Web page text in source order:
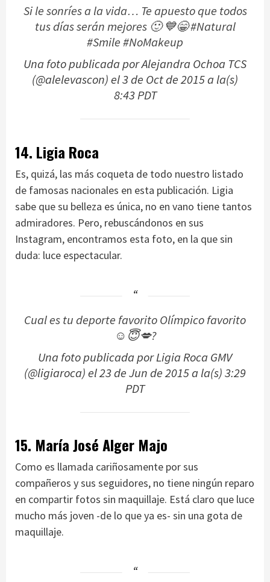
Si le sonríes a la vida… Te apuesto que todos
tus días serán mejores 🙂 💙😁 #Natural
#Smile #NoMakeup
Una foto publicada por Alejandra Ochoa TCS
(@alelevascon) el3 de Oct de 2015 a la(s)
8:43 PDT
14. Ligia Roca
Es, quizá, las más coqueta de todo nuestro listado
de famosas nacionales en esta publicación. Ligia
sabe que su belleza es única, no en vano tiene tantos
admiradores. Pero, rebuscándonos en sus
Instagram, encontramos esta foto, en la que sin
duda: luce espectacular.
Cual es tu deporte favorito Olímpico favorito
☺😇💋?
Una foto publicada por Ligia Roca GMV
(@ligiaroca) el23 de Jun de 2015 a la(s) 3:29
PDT
15. María José Alger Majo
Como es llamada cariñosamente por sus
compañeros y sus seguidores, no tiene ningún reparo
en compartir fotos sin maquillaje. Está claro que luce
mucho más joven -de lo que ya es- sin una gota de
maquillaje.